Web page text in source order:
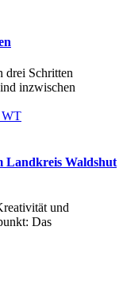
drei Schritten
inzwischen
Landkreis Waldshut
und
Das